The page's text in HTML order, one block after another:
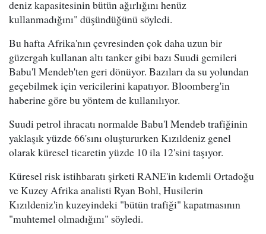
deniz kapasitesinin bütün ağırlığını henüz
kullanmadığını" düşündüğünü söyledi.
Bu hafta Afrika'nın çevresinden çok daha uzun bir
güzergah kullanan altı tanker gibi bazı Suudi gemileri
Babu'l Mendeb'ten geri dönüyor. Bazıları da su yolundan
geçebilmek için vericilerini kapatıyor. Bloomberg'in
haberine göre bu yöntem de kullanılıyor.
Suudi petrol ihracatı normalde Babu'l Mendeb trafiğinin
yaklaşık yüzde 66'sını oluştururken Kızıldeniz genel
olarak küresel ticaretin yüzde 10 ila 12'sini taşıyor.
Küresel risk istihbaratı şirketi RANE'in kıdemli Ortadoğu
ve Kuzey Afrika analisti Ryan Bohl, Husilerin
Kızıldeniz'in kuzeyindeki "bütün trafiği" kapatmasının
"muhtemel olmadığını" söyledi.